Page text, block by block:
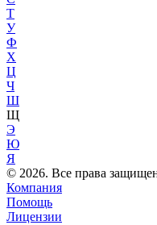
Т
У
Ф
Х
Ц
Ч
Ш
Щ
Э
Ю
Я
© 2026. Все права
Компания
Помощь
Лицензии